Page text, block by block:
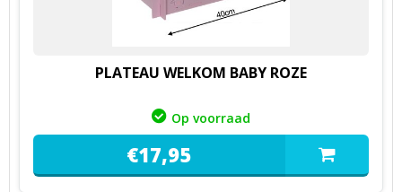
PLATEAU WELKOM BABY ROZE
Op voorraad
€17,95